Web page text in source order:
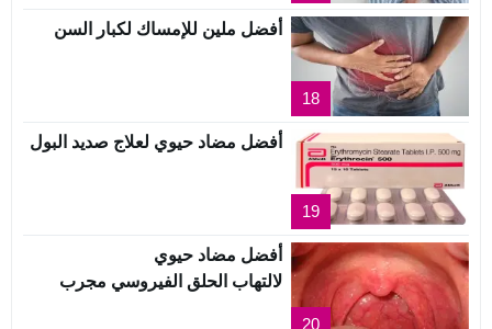
18
أفضل ملين للإمساك لكبار السن
19
أفضل مضاد حيوي لعلاج صديد البول
20
أفضل مضاد حيوي
لالتهاب الحلق الفيروسي مجرب